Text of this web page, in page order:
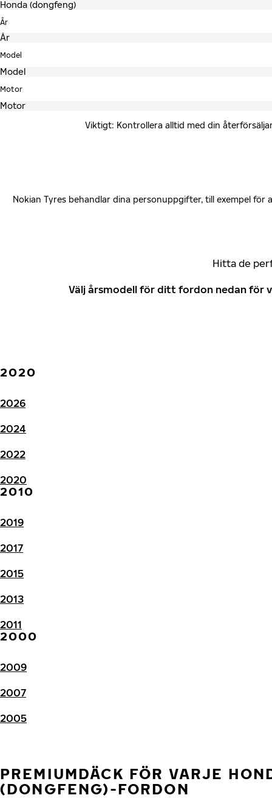
År
Model
Motor
Viktigt: Kontrollera alltid med din
Nokian Tyres behandlar dina personuppgifter, till exempel
Hitta de
Välj årsmodell för ditt fordon nedan för
2020
2026
2024
2022
2020
2010
2019
2017
2015
2013
2011
2000
2009
2007
2005
PREMIUMDÄCK FÖR VARJE
(DONGFENG)-FORDON